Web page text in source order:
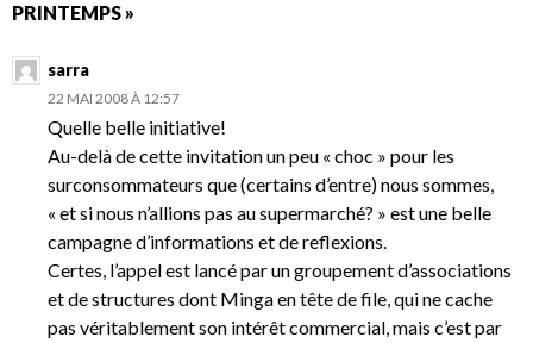
PRINTEMPS »
sarra
22 MAI 2008 À 12:57
Quelle belle initiative!
Au-delà de cette invitation un peu « choc » pour les
surconsommateurs que (certains d’entre) nous sommes,
« et si nous n’allions pas au supermarché? » est une belle
campagne d’informations et de reflexions.
Certes, l’appel est lancé par un groupement d’associations
et de structures dont Minga en tête de file, qui ne cache
pas véritablement son intérêt commercial, mais c’est par